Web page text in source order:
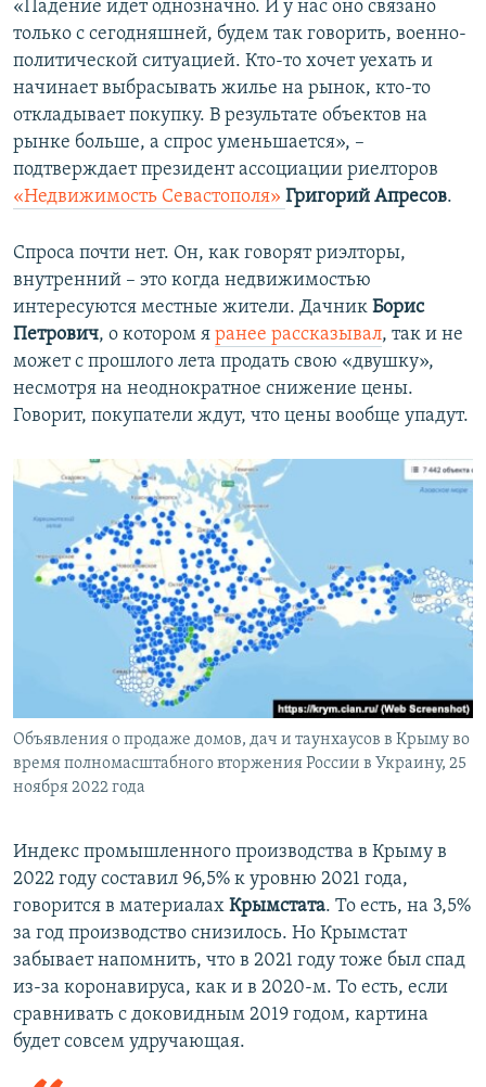
«Падение идет однозначно. И у нас оно связано
только с сегодняшней, будем так говорить, военно-
политической ситуацией. Кто-то хочет уехать и
начинает выбрасывать жилье на рынок, кто-то
откладывает покупку. В результате объектов на
рынке больше, а спрос уменьшается», –
подтверждает президент ассоциации риелторов
«Недвижимость Севастополя» Григорий Апресов.
Спроса почти нет. Он, как говорят риэлторы,
внутренний – это когда недвижимостью
интересуются местные жители. Дачник Борис
Петрович, о котором я ранее рассказывал, так и не
может с прошлого лета продать свою «двушку»,
несмотря на неоднократное снижение цены.
Говорит, покупатели ждут, что цены вообще упадут.
Объявления о продаже домов, дач и таунхаусов в Крыму во
время полномасштабного вторжения России в Украину, 25
ноября 2022 года
Индекс промышленного производства в Крыму в
2022 году составил 96,5% к уровню 2021 года,
говорится в материалах Крымстата. То есть, на 3,5%
за год производство снизилось. Но Крымстат
забывает напомнить, что в 2021 году тоже был спад
из-за коронавируса, как и в 2020-м. То есть, если
сравнивать с доковидным 2019 годом, картина
будет совсем удручающая.